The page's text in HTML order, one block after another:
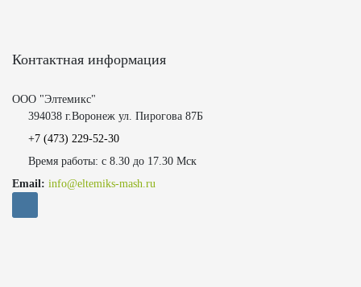
Контактная информация
ООО "Элтемикс"
394038 г.Воронеж ул. Пирогова 87Б
+7 (473) 229-52-30
Время работы: с 8.30 до 17.30 Мск
Email: info@eltemiks-mash.ru